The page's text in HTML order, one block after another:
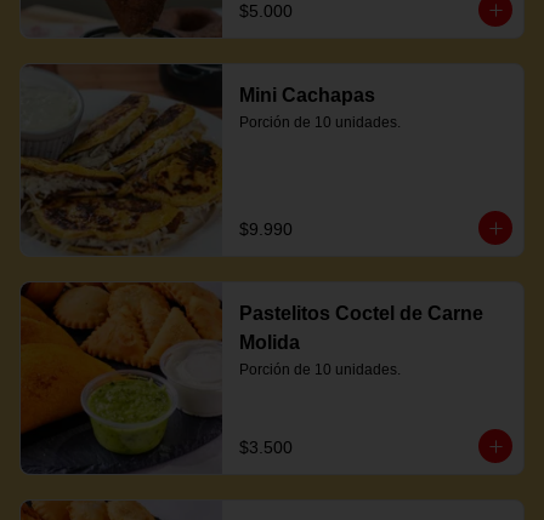
$5.000
Mini Cachapas
Porción de 10 unidades.
$9.990
Pastelitos Coctel de Carne
Molida
Porción de 10 unidades.
$3.500